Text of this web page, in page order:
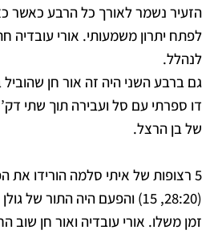
הזעיר נשמר לאורך כל הרבע כאשר
לנהלל.
גם ברבע השני היה זה אור חן
של בן הרצל.
5 רצופות של איתי סלמה הורידו את
(28:20, 15) והפעם היה התור של
זמן משלו. אורי עובדיה ואור חן שוב